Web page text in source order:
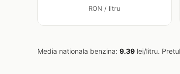
RON / litru
Media nationala benzina: 9.39 lei/litru.